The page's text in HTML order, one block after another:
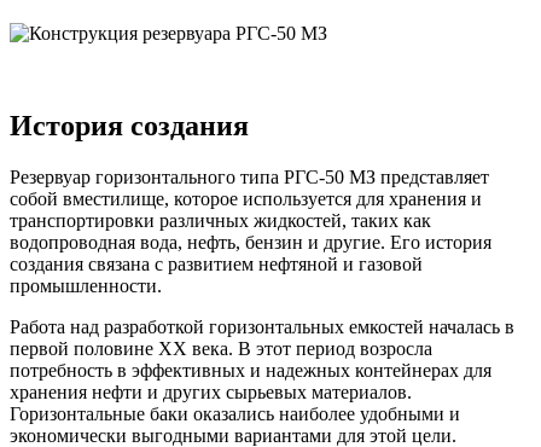
История создания
Резервуар горизонтального типа РГС-50 МЗ представляет
собой вместилище, которое используется для хранения и
транспортировки различных жидкостей, таких как
водопроводная вода, нефть, бензин и другие. Его история
создания связана с развитием нефтяной и газовой
промышленности.
Работа над разработкой горизонтальных емкостей началась в
первой половине XX века. В этот период возросла
потребность в эффективных и надежных контейнерах для
хранения нефти и других сырьевых материалов.
Горизонтальные баки оказались наиболее удобными и
экономически выгодными вариантами для этой цели.